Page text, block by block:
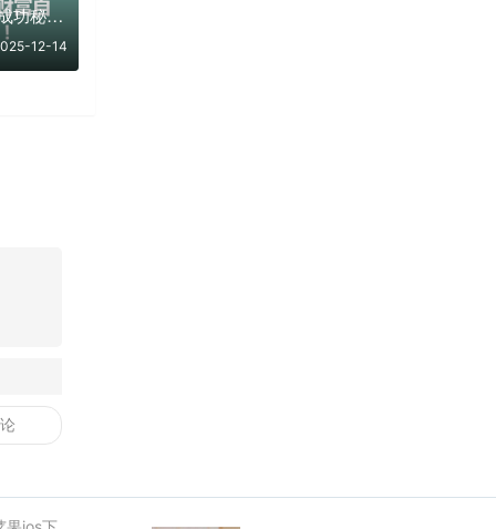
掌握币安赵长鹏的成功秘诀，成为财富自由的首富！
12-14